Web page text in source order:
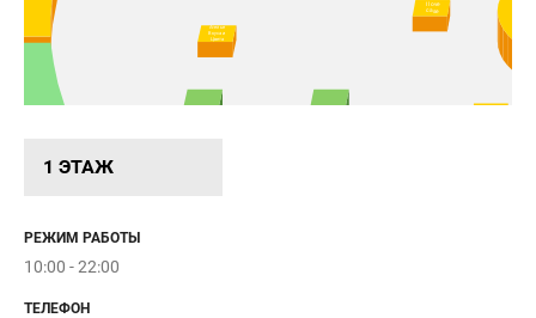
1 ЭТАЖ
РЕЖИМ РАБОТЫ
10:00 - 22:00
ТЕЛЕФОН
завод
Etlon
I love
case
Ателье
Вкуса и
Цвета